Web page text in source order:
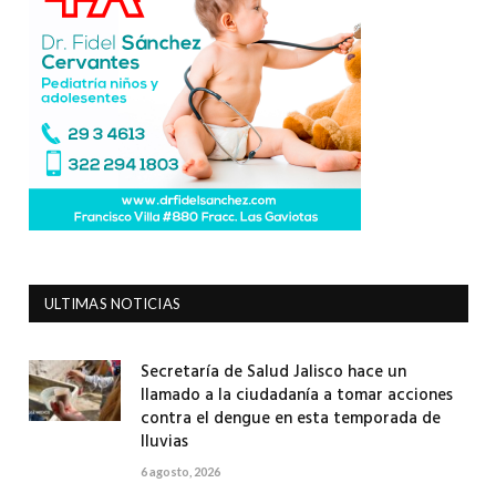
ULTIMAS NOTICIAS
Secretaría de Salud Jalisco hace un
llamado a la ciudadanía a tomar acciones
contra el dengue en esta temporada de
lluvias
6 agosto, 2026